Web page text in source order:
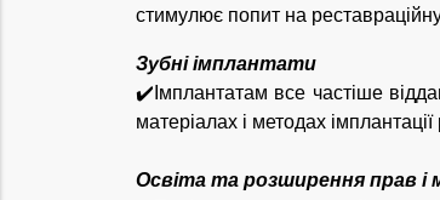
стимулює попит на
Зубні імплантати
✔️Імплантатам все частіше
матеріалах і методах
Освіта та розширення прав